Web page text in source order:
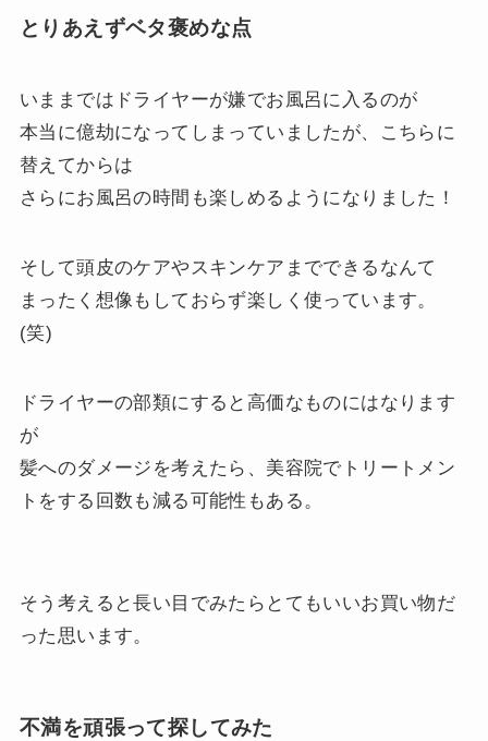
とりあえずベタ褒めな点
いままではドライヤーが嫌でお風呂に入るのが
本当に億劫になってしまっていましたが、こちらに
替えてからは
さらにお風呂の時間も楽しめるようになりました！
そして頭皮のケアやスキンケアまでできるなんて
まったく想像もしておらず楽しく使っています。
(笑)
ドライヤーの部類にすると高価なものにはなります
が
髪へのダメージを考えたら、美容院でトリートメン
トをする回数も減る可能性もある。
そう考えると長い目でみたらとてもいいお買い物だ
った思います。
不満を頑張って探してみた